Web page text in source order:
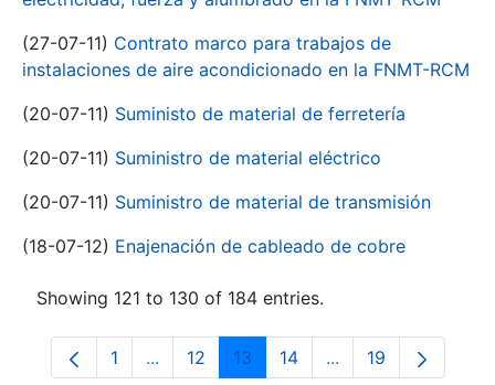
(27-07-11) Contrato marco para trabajos de
instalaciones de aire acondicionado en la FNMT-RCM
(20-07-11) Suministo de material de ferretería
(20-07-11) Suministro de material eléctrico
(20-07-11) Suministro de material de transmisión
(18-07-12) Enajenación de cableado de cobre
Showing 121 to 130 of 184 entries.
Page
1 ...Intermediate Pages Use TAB to navigate.
Page
12 Page
13 Page
14 ...Intermediate
Page
19